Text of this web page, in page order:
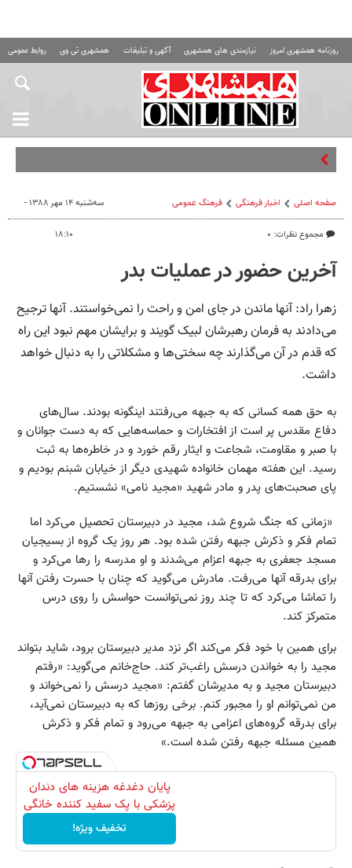
روزنامه همشهری امروز نیازمندی های همشهری آگهی و تبلیغات همشهری تی وی روابط عمومی
صفحه اصلی اخبار فرهنگی فرهنگ عمومی
مجموع نظرات: ۰
سه‌شنبه ۱۴ مهر ۱۳۸۸ -
۱۸:۱۰
آخرین حضور در عملیات بدر
زهرا راد­: آنها ماندن در جای امن و راحت را نمی‌خواستند. آنها ترجیح
می‌دادند به فرمان رهبرشان لبیک گویند و برایشان مهم نبود این راه
که قدم در آن می‌گذارند چه سختی‌ها و مشکلاتی را به دنبال خواهد
داشت.
به حق همه کسانی که به جبهه می‌رفتند اینگونه بودند. سال‌های
دفاع مقدس پر است از افتخارات و حماسه‌هایی که به دست جوانان و
با صبر و مقاومت، شجاعت و ایثار رقم خورد و در خاطره‌ها به ثبت
رسید. این هفته مهمان خانواده شهیدی دیگر از خیابان شبنم بودیم و
پای صحبت‌های پدر و مادر شهید «مجید نامی» نشستیم.
«زمانی که جنگ شروع شد، مجید در دبیرستان تحصیل می‌کرد اما
تمام فکر و ذکرش جبهه رفتن شده بود. هر روز یک گروه از بسیجیان
مسجد جعفری به جبهه اعزام می‌شدند و او مدرسه را رها می‌کرد و
برای بدرقه آنها می‌رفت. مادرش می‌گوید که چنان با حسرت رفتن آنها
را تماشا می‌کرد که تا چند روز نمی‌توانست حواسش را روی درس
متمرکز کند.
برای همین با خود فکر می‌کند اگر نزد مدیر دبیرستان برود، شاید بتواند
مجید را به خواندن درسش راغب‌تر کند. حاج‌خانم می‌گوید: «رفتم
دبیرستان مجید و به مدیرشان گفتم: «مجید درسش را نمی‌خواند و
من نمی‌توانم او را مجبور کنم. برخی روزها که به دبیرستان نمی‌آید،
برای بدرقه گروه‌های اعزامی به جبهه می‌رود و تمام فکر و ذکرش
همین مسئله جبهه رفتن شده است.»
پایان دغدغه هزینه های دندان
پزشکی با پک سفید کننده خانگی
تخفیف ویژه!